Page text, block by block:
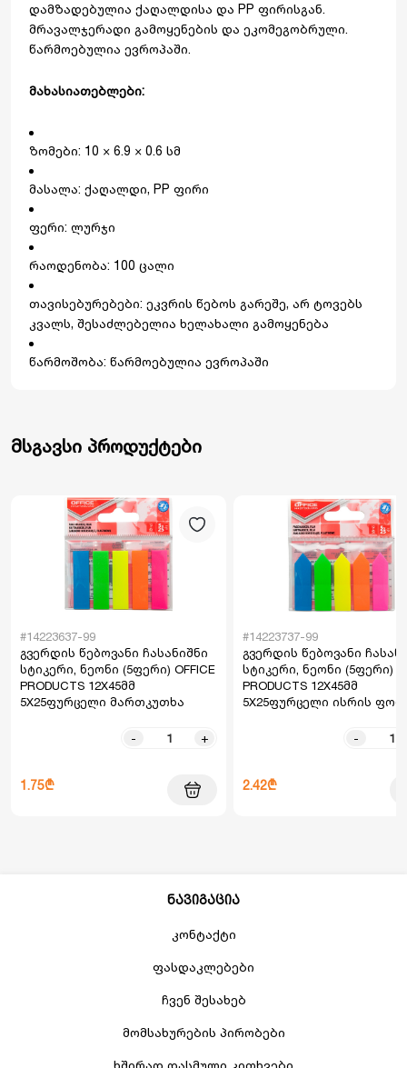
დამზადებულია ქაღალდისა და PP ფირისგან.
მრავალჯერადი გამოყენების და ეკომეგობრული.
წარმოებულია ევროპაში.
მახასიათებლები:
ზომები: 10 × 6.9 × 0.6 სმ
მასალა: ქაღალდი, PP ფირი
ფერი: ლურჯი
რაოდენობა: 100 ცალი
თავისებურებები: ეკვრის წებოს გარეშე, არ ტოვებს
კვალს, შესაძლებელია ხელახალი გამოყენება
წარმოშობა: წარმოებულია ევროპაში
მსგავსი პროდუქტები
#14223637-99
გვერდის წებოვანი ჩასანიშნი
სტიკერი, ნეონი (5ფერი) OFFICE
PRODUCTS 12X45მმ
5X25ფურცელი მართკუთხა
- +
1.75₾
#14223737-99
გვერდის წებოვანი
სტიკერი, ნეონი (5ფერი)
PRODUCTS 12X45მმ
5X25ფურცელი ისრის
-
2.42₾
ნავიგაცია
კონტაქტი
ფასდაკლებები
ჩვენ შესახებ
მომსახურების პირობები
ხშირად დასმული კითხვები